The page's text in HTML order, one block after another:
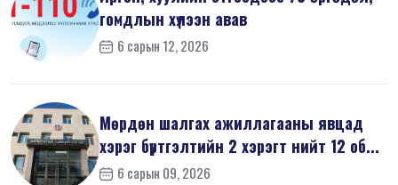
гомдлын хүлээн авав
6 сарын 12, 2026
Мөрдөн шалгах ажиллагааны явцад
хэрэг бүртгэлтийн 2 хэрэгт нийт 12 об...
6 сарын 09, 2026